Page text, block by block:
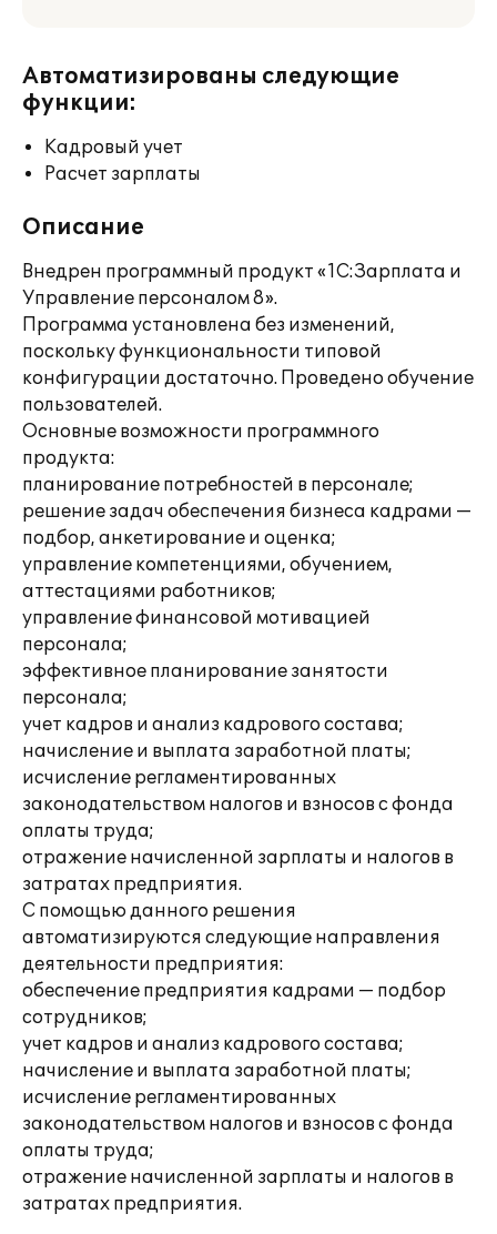
Автоматизированы следующие
функции:
Кадровый учет
Расчет зарплаты
Описание
Внедрен программный продукт «1С:Зарплата и
Управление персоналом 8».
Программа установлена без изменений,
поскольку функциональности типовой
конфигурации достаточно. Проведено обучение
пользователей.
Основные возможности программного
продукта:
планирование потребностей в персонале;
решение задач обеспечения бизнеса кадрами —
подбор, анкетирование и оценка;
управление компетенциями, обучением,
аттестациями работников;
управление финансовой мотивацией
персонала;
эффективное планирование занятости
персонала;
учет кадров и анализ кадрового состава;
начисление и выплата заработной платы;
исчисление регламентированных
законодательством налогов и взносов с фонда
оплаты труда;
отражение начисленной зарплаты и налогов в
затратах предприятия.
С помощью данного решения
автоматизируются следующие направления
деятельности предприятия:
обеспечение предприятия кадрами — подбор
сотрудников;
учет кадров и анализ кадрового состава;
начисление и выплата заработной платы;
исчисление регламентированных
законодательством налогов и взносов с фонда
оплаты труда;
отражение начисленной зарплаты и налогов в
затратах предприятия.